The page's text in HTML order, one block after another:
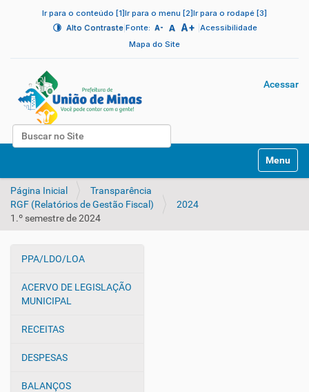
Ir para o conteúdo [1]Ir para o menu [2]Ir para o rodapé [3]
Alto Contraste| Fonte: A- A A+ Acessibilidade
Mapa do Site
Busca
Acessar
v
Toggle
Página Inicial
Transparência
RGF (Relatórios de Gestão Fiscal)
2024
1.º semestre de 2024
N
v
g
ç
ã
PPA/LDO/LOA
ACERVO DE LEGISLAÇÃO
MUNICIPAL
RECEITAS
DESPESAS
BALANÇOS